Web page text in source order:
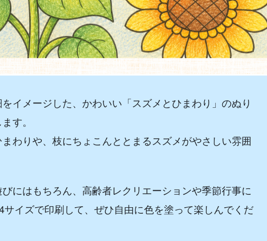
イメージした、かわいい「スズメとひまわり」のぬり
す。
わりや、枝にちょこんととまるスズメがやさしい雰囲
にはもちろん、高齢者レクリエーションや季節行事に
サイズで印刷して、ぜひ自由に色を塗って楽しんでくだ